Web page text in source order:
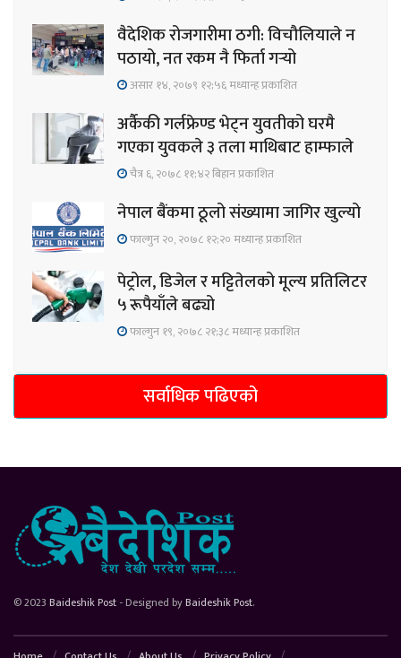
वैदेशिक रोजगारीमा ठगी: विचौलियाले न
पठायो, नत रकम नै फिर्ता गर्‍यो
असार १४, २०७९ १२;५६ मध्यान्ह प्रकाशित
अर्कैकी गर्लफ्रेण्ड भेट्न युवतीको घरमै
गएका युवकले ३ तला माथिबाट हाम्फाले
चैत्र ६, २०७८ ११;४२ बिहान प्रकाशित
नेपाल बैंकमा ठूलो संख्यामा जागिर खुल्यो
फाल्गुन २०, २०७८ १२;२० मध्यान्ह प्रकाशित
पेट्रोल, डिजेल र मट्टितेलको मूल्य प्रतिलिटर
५ रूपैयाँले बढ्यो
फाल्गुन १९, २०७८ २१;३८ मध्यान्ह प्रकाशित
सर्वाधिक पढिएको
© 2023 Baideshik Post - Designed byBaideshik Post.